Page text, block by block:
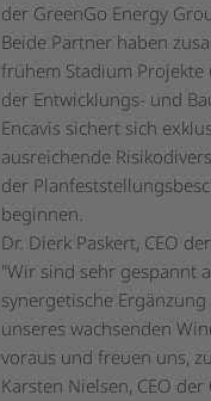
der GreenGo Energy
Beide Partner haben
frühem Stadium Projekte
der Entwicklungs- und
Encavis sichert sich
ausreichende
der
beginnen.
Dr. Dierk Paskert, CEO
"Wir sind sehr gespannt
synergetische
unseres wachsenden
voraus und freuen uns,
Karsten Nielsen, CEO